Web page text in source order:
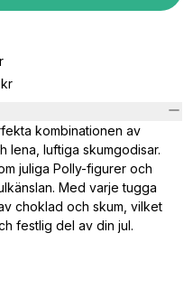
kombinationen av
lena, luftiga skumgodisar.
juliga Polly-figurer och
Med varje tugga
choklad och skum, vilket
festlig del av din jul.